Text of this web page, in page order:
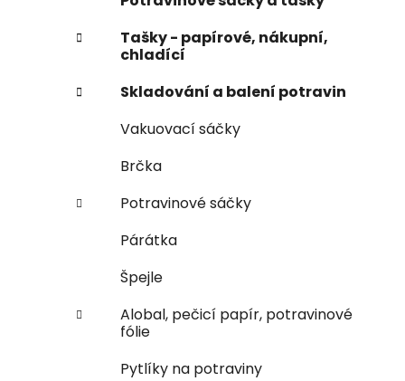
í
a
Tašky - papírové, nákupní,
chladící
Skladování a balení potravin
Vakuovací sáčky
Brčka
Potravinové sáčky
Párátka
Špejle
Alobal, pečicí papír, potravinové
fólie
Pytlíky na potraviny